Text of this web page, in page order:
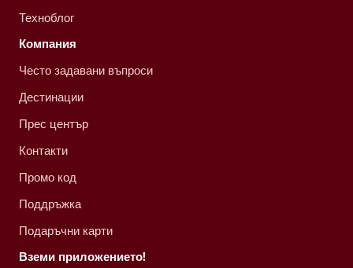
Техноблог
Компания
Често задавани въпроси
Дестинации
Прес център
Контакти
Промо код
Поддръжка
Подаръчни карти
Вземи приложението!